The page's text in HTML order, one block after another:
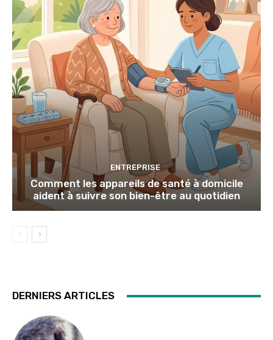
ENTREPRISE
Comment les appareils de santé à domicile
aident à suivre son bien-être au quotidien
DERNIERS ARTICLES